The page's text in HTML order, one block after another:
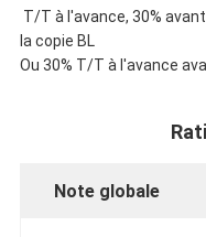
T/T à l'avance, 30%
la copie BL
Ou 30% T/T à l'avance
Note globale